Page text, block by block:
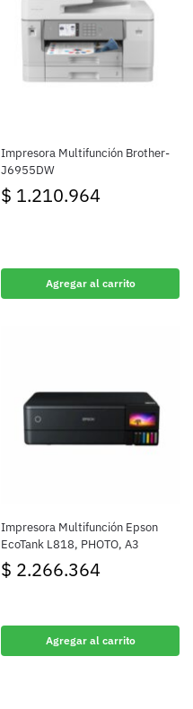
Impresora Multifunción Brother-
J6955DW
$ 1.210.964
Agregar al carrito
Impresora Multifunción Epson
EcoTank L818, PHOTO, A3
$ 2.266.364
Agregar al carrito